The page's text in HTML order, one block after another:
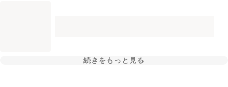
続きをもっと見る